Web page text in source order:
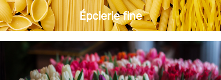
Épcierie fine